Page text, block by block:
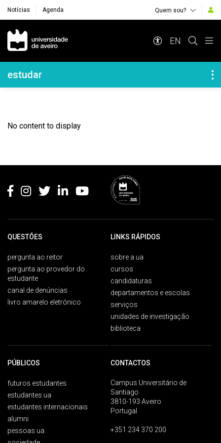
Notícias Agenda Quem sou?
Navegação Principal
EN
Navegação Lateral
estudar
No content to display
QUESTÕES
pergunta ao reitor
pergunta ao provedor do
estudante
canal de denúncias
livro amarelo eletrónico
LINKS RÁPIDOS
sobre a ua
cursos
candidaturas
departamentos e escolas
serviços
unidades de investigação
biblioteca
PÚBLICOS
futuros estudantes
estudantes ua
estudantes internacionais
alumni
pessoas ua
CONTACTOS
Campus Universitário de
Santiago
3810-193 Aveiro
Portugal
+351 234 370 200